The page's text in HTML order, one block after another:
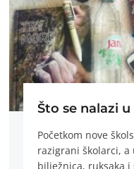
Što se nalazi
Početkom nove
razigrani školarci,
bilježnica, ruksaka